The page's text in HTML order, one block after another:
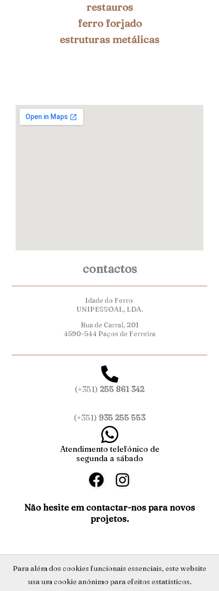
restauros
ferro forjado
estruturas metálicas
contactos
Idade do Ferro
UNIPESSOAL, LDA.
Rua de Carral, 201
4590-544 Paços de Ferreira
(+351) 255 861 342
(+351) 935 255 553
Atendimento telefónico de
segunda a sábado
F
a
c
e
o
o
k
I
n
s
t
g
r
a
Não hesite em contactar-nos para novos
projetos.
Política de Privacidade
Para além dos cookies funcionais essenciais, este website
usa um cookie anónimo para efeitos estatísticos.